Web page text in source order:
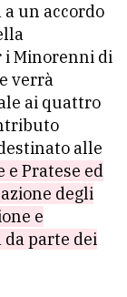
un accordo
i Minorenni di
verrà
ai quattro
alle
e Pratese ed
degli
e
parte dei